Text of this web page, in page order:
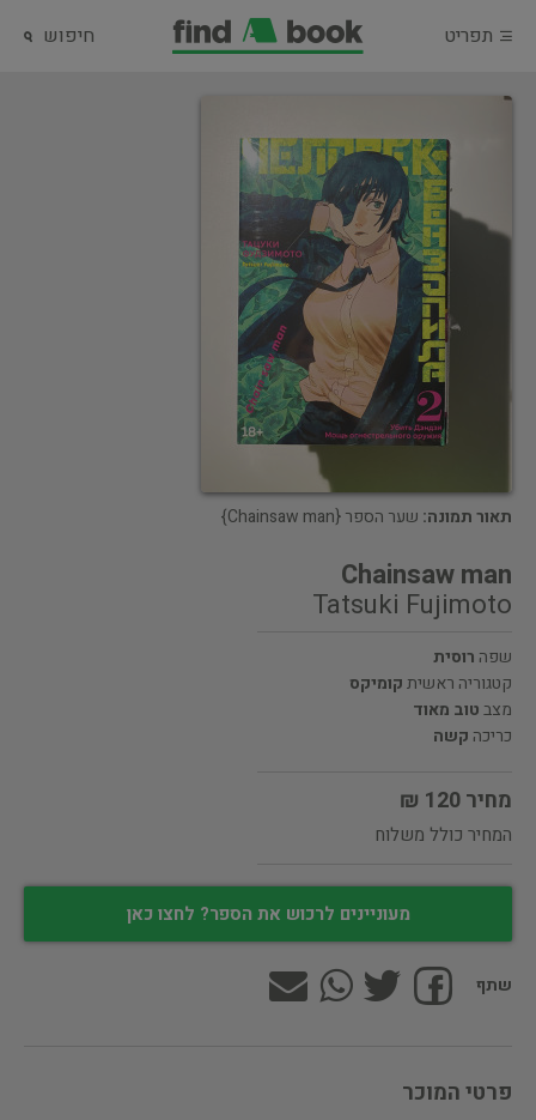
תפריט חיפוש
תאור תמונה: שער הספר {Chainsaw man}
Chainsaw man
Tatsuki Fujimoto
שפה רוסית
קטגוריה ראשיתקומיקס
מצבטוב מאוד
כריכה קשה
מחיר 120 ₪
המחיר כולל משלוח
מעוניינים לרכוש את הספר? לחצו כאן
שתף
פרטי המוכר